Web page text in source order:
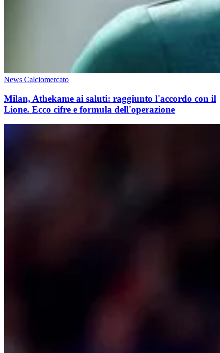
News Calciomercato
Milan, Athekame ai saluti: raggiunto l'accordo con il
Lione. Ecco cifre e formula dell'operazione